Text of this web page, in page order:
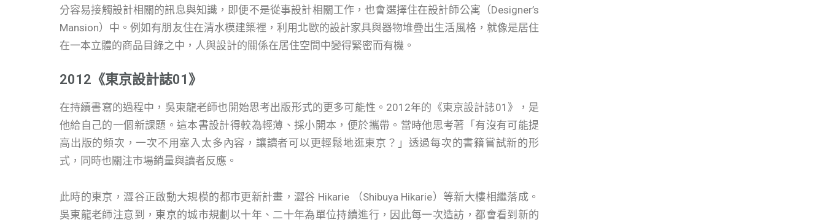
分容易接觸設計相關的訊息與知識，即便不是從事設計相關工作，也會選擇住在設計師公寓（Designer’s
Mansion）中。例如有朋友住在清水模建築裡，利用北歐的設計家具與器物堆疊出生活風格，就像是居住
在一本立體的商品目錄之中，人與設計的關係在居住空間中變得緊密而有機。
2012《東京設計誌01》
在持續書寫的過程中，吳東龍老師也開始思考出版形式的更多可能性。2012年的《東京設計誌01》，是
他給自己的一個新課題。這本書設計得較為輕薄、採小開本，便於攜帶。當時他思考著「有沒有可能提
高出版的頻次，一次不用塞入太多內容，讓讀者可以更輕鬆地逛東京？」透過每次的書籍嘗試新的形
式，同時也關注市場銷量與讀者反應。
此時的東京，澀谷正啟動大規模的都市更新計畫，澀谷 Hikarie （Shibuya Hikarie）等新大樓相繼落成。
吳東龍老師注意到，東京的城市規劃以十年、二十年為單位持續進行，因此每一次造訪，都會看到新的